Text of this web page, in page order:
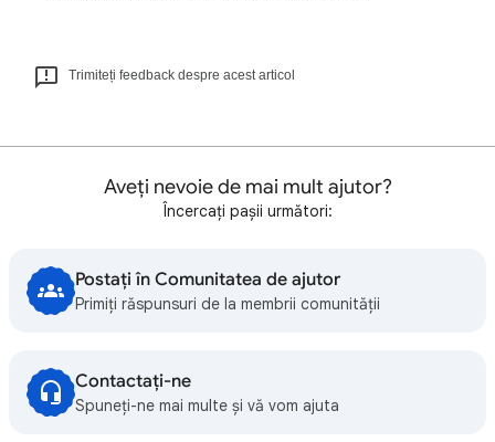
Trimiteți feedback despre acest articol
Aveți nevoie de mai mult ajutor?
Încercați pașii următori:
Postați în Comunitatea de ajutor
Primiți răspunsuri de la membrii comunității
Contactați-ne
Spuneți-ne mai multe și vă vom ajuta